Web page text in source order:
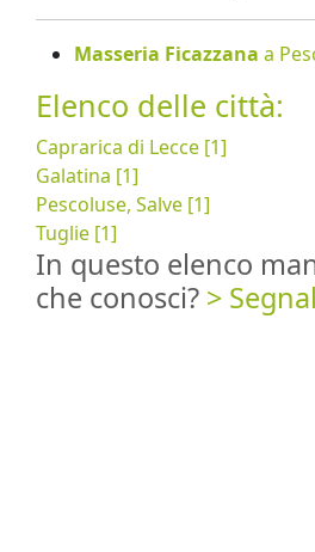
Masseria Ficazzana a
Elenco delle città:
Caprarica di Lecce [1]
Galatina [1]
Pescoluse, Salve [1]
Tuglie [1]
In questo elenco
che conosci? >